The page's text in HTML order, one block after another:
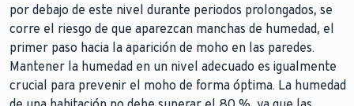
por debajo de este nivel durante periodos prolongados, se
corre el riesgo de que aparezcan manchas de humedad, el
primer paso hacia la aparición de moho en las paredes.
Mantener la humedad en un nivel adecuado es igualmente
crucial para prevenir el moho de forma óptima. La humedad